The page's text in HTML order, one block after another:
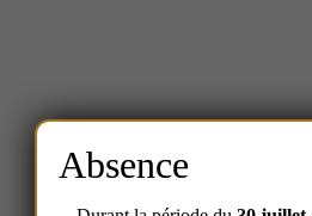
Absence